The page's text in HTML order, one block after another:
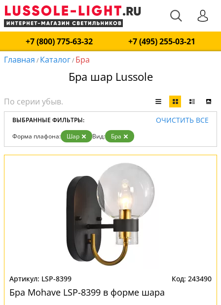
+7 (800) 775-63-32
+7 (495) 255-03-21
Главная / Каталог/ Бра
Бра шар Lussole
ВЫБРАННЫЕ ФИЛЬТРЫ: ОЧИСТИТЬ ВСЕ
Форма плафона: Шар Вид: Бра
LSP-8399 243490
Бра Mohave LSP-8399 в форме шара